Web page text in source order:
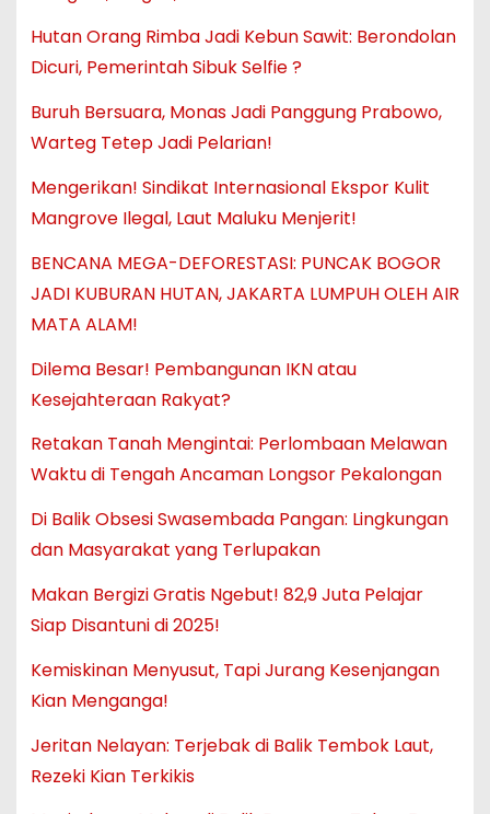
Hutan Orang Rimba Jadi Kebun Sawit: Berondolan
Dicuri, Pemerintah Sibuk Selfie ?
Buruh Bersuara, Monas Jadi Panggung Prabowo,
Warteg Tetep Jadi Pelarian!
Mengerikan! Sindikat Internasional Ekspor Kulit
Mangrove Ilegal, Laut Maluku Menjerit!
BENCANA MEGA-DEFORESTASI: PUNCAK BOGOR
JADI KUBURAN HUTAN, JAKARTA LUMPUH OLEH AIR
MATA ALAM!
Dilema Besar! Pembangunan IKN atau
Kesejahteraan Rakyat?
Retakan Tanah Mengintai: Perlombaan Melawan
Waktu di Tengah Ancaman Longsor Pekalongan
Di Balik Obsesi Swasembada Pangan: Lingkungan
dan Masyarakat yang Terlupakan
Makan Bergizi Gratis Ngebut! 82,9 Juta Pelajar
Siap Disantuni di 2025!
Kemiskinan Menyusut, Tapi Jurang Kesenjangan
Kian Menganga!
Jeritan Nelayan: Terjebak di Balik Tembok Laut,
Rezeki Kian Terkikis